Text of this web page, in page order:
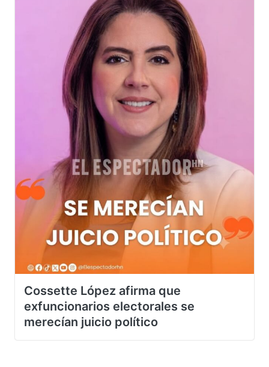
Cossette López afirma que
exfuncionarios electorales se